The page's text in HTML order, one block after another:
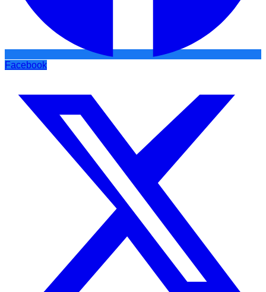
Facebook